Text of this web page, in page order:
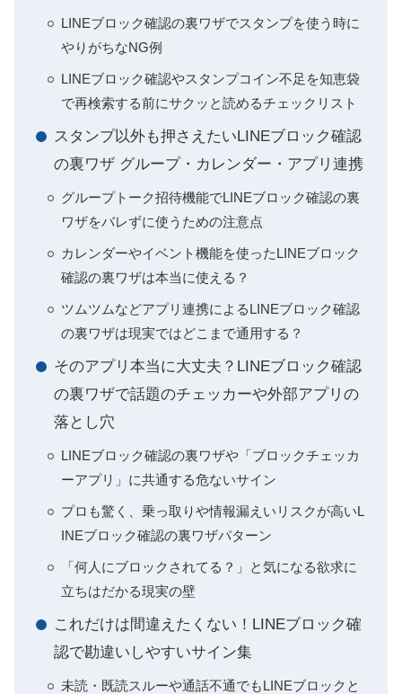
LINEブロック確認の裏ワザでスタンプを使う時に
やりがちなNG例
LINEブロック確認やスタンプコイン不足を知恵袋
で再検索する前にサクッと読めるチェックリスト
スタンプ以外も押さえたいLINEブロック確認
の裏ワザ グループ・カレンダー・アプリ連携
グループトーク招待機能でLINEブロック確認の裏
ワザをバレずに使うための注意点
カレンダーやイベント機能を使ったLINEブロック
確認の裏ワザは本当に使える？
ツムツムなどアプリ連携によるLINEブロック確認
の裏ワザは現実ではどこまで通用する？
そのアプリ本当に大丈夫？LINEブロック確認
の裏ワザで話題のチェッカーや外部アプリの
落とし穴
LINEブロック確認の裏ワザや「ブロックチェッカ
ーアプリ」に共通する危ないサイン
プロも驚く、乗っ取りや情報漏えいリスクが高いL
INEブロック確認の裏ワザパターン
「何人にブロックされてる？」と気になる欲求に
立ちはだかる現実の壁
これだけは間違えたくない！LINEブロック確
認で勘違いしやすいサイン集
未読・既読スルーや通話不通でもLINEブロックと